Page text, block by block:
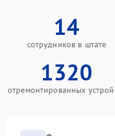
14
сотрудников в штате
1320
отремонтированных